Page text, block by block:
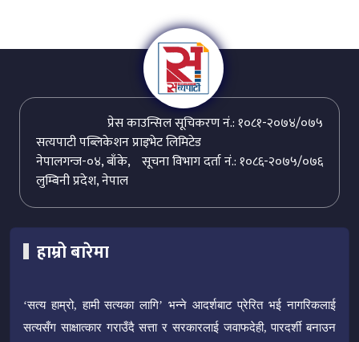
प्रेस काउन्सिल सूचिकरण नं.: १०८१-२०७४/०७५
सत्यपाटी पब्लिकेशन प्राइभेट लिमिटेड
सूचना विभाग दर्ता नं.: १०८६-२०७५/०७६
नेपालगन्ज-०४, बाँके,
लुम्बिनी प्रदेश, नेपाल
हाम्रो बारेमा
‘सत्य हाम्रो, हामी सत्यका लागि’ भन्ने आदर्शबाट प्रेरित भई नागरिकलाई
सत्यसँग साक्षात्कार गराउँदै सत्ता र सरकारलाई जवाफदेही, पारदर्शी बनाउन